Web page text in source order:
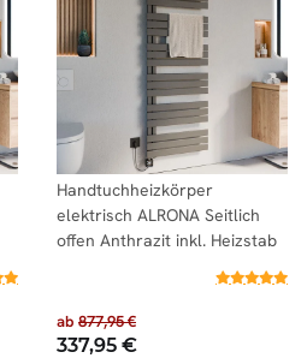
Handtuchheizkörper
elektrisch ALRONA Seitlich
offen Anthrazit inkl. Heizstab
ab 877,95 €
337,95 €